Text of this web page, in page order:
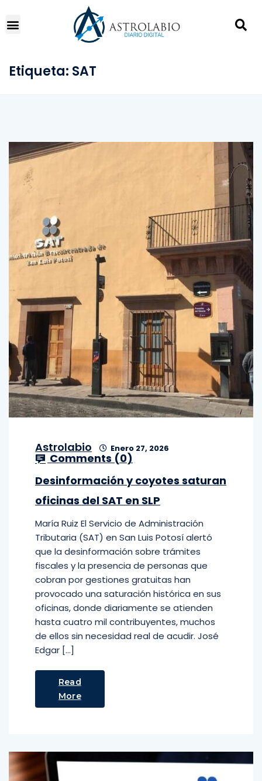
Etiqueta: SAT
Astrolabio Enero 27, 2026
Comments (0)
Desinformación y coyotes saturan
oficinas del SAT en SLP
María Ruiz El Servicio de Administración
Tributaria (SAT) en San Luis Potosí alertó
que la desinformación sobre trámites
fiscales y la presencia de personas que
cobran por gestiones gratuitas han
provocado una saturación histórica en sus
oficinas, donde diariamente se atienden
hasta cuatro mil contribuyentes, muchos
de ellos sin necesidad real de acudir. José
Edgar […]
Read
More